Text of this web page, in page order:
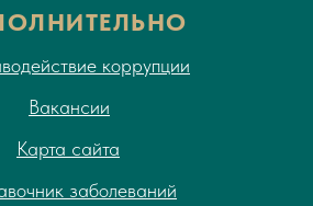
Вакансии
Карта сайта
заболеваний
коррупции